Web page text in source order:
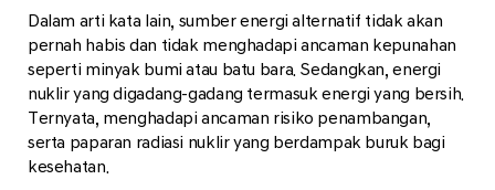
Dalam arti kata lain, sumber energi alternatif tidak akan
pernah habis dan tidak menghadapi ancaman kepunahan
seperti minyak bumi atau batu bara. Sedangkan, energi
nuklir yang digadang-gadang termasuk energi yang bersih.
Ternyata, menghadapi ancaman risiko penambangan,
serta paparan radiasi nuklir yang berdampak buruk bagi
kesehatan.